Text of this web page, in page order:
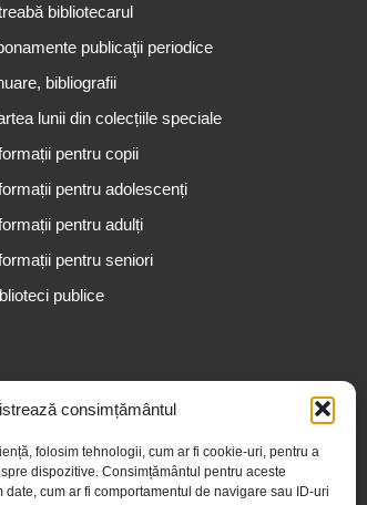
consimțământul
folosim tehnologii, cum ar fi cookie-uri, pentru a
dispozitive. Consimțământul pentru aceste
cum ar fi comportamentul de navigare sau ID-uri
bibliotecarul
publicaţii periodice
bibliografii
lunii din colecțiile speciale
pentru copii
pentru adolescenți
pentru adulți
pentru seniori
publice